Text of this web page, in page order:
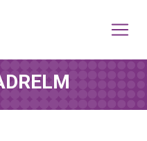
DRELM